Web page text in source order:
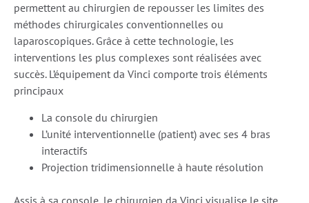
permettent au chirurgien de repousser les limites des
méthodes chirurgicales conventionnelles ou
laparoscopiques. Grâce à cette technologie, les
interventions les plus complexes sont réalisées avec
succès. L’équipement da Vinci comporte trois éléments
principaux
La console du chirurgien
L’unité interventionnelle (patient) avec ses 4 bras
interactifs
Projection tridimensionnelle à haute résolution
Assis à sa console, le chirurgien da Vinci visualise le site